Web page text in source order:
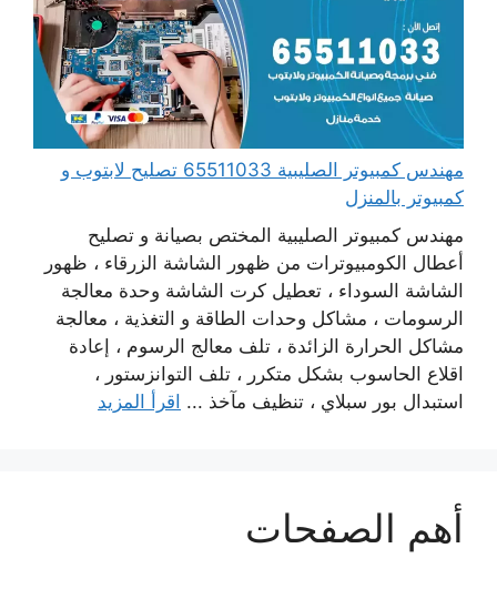
مهندس كمبيوتر الصليبية 65511033 تصليح لابتوب و
كمبيوتر بالمنزل
مهندس كمبيوتر الصليبية المختص بصيانة و تصليح
أعطال الكومبيوترات من ظهور الشاشة الزرقاء ، ظهور
الشاشة السوداء ، تعطيل كرت الشاشة وحدة معالجة
الرسومات ، مشاكل وحدات الطاقة و التغذية ، معالجة
مشاكل الحرارة الزائدة ، تلف معالج الرسوم ، إعادة
اقلاع الحاسوب بشكل متكرر ، تلف التوانزستور ،
استبدال بور سبلاي ، تنظيف مآخذ ... اقرأ المزيد
أهم الصفحات